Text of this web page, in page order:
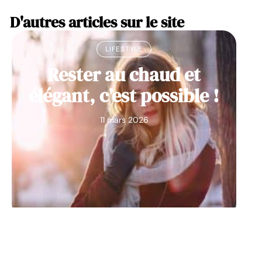
D'autres articles sur le site
LIFESTYLE
Rester au chaud et
élégant, c’est possible !
11 mars 2026